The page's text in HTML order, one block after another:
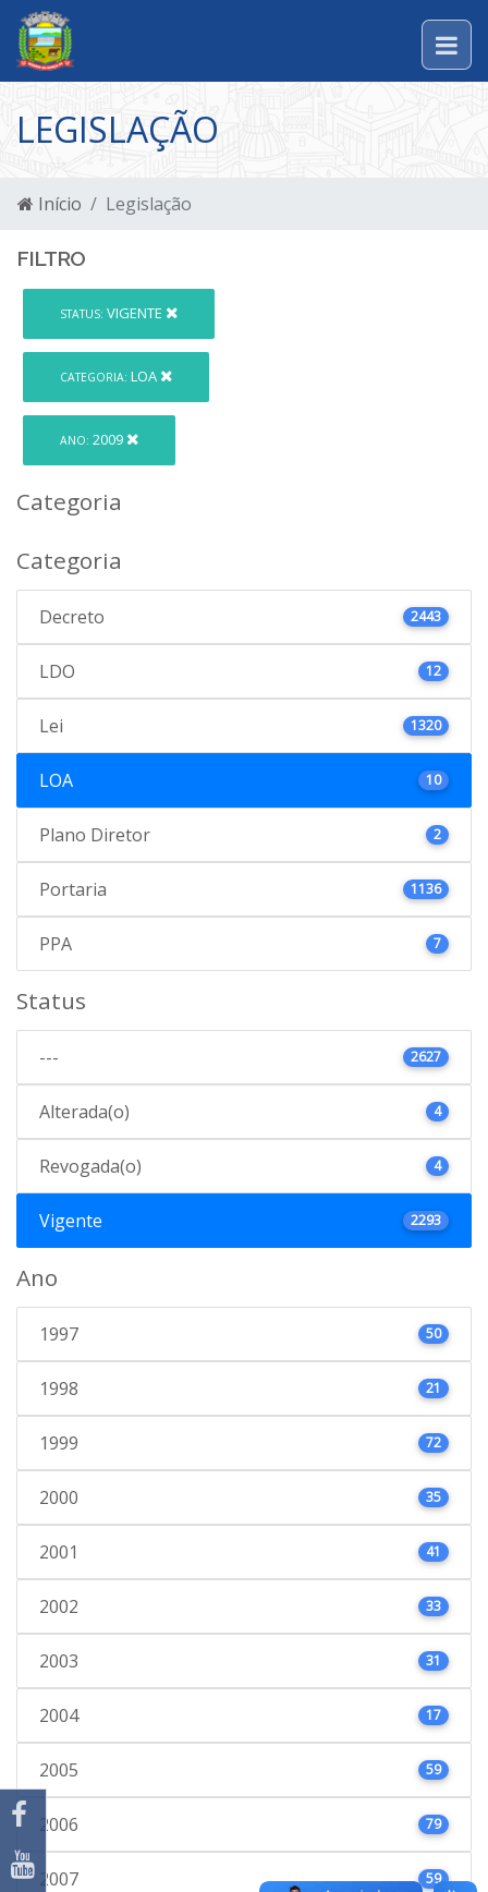
LEGISLAÇÃO
Início Legislação
FILTRO
STATUS: VIGENTE
CATEGORIA: LOA
ANO: 2009
Categoria
Categoria
Decreto 2443
LDO 12
Lei 1320
LOA 10
Plano Diretor 2
Portaria 1136
PPA 7
Status
--- 2627
Alterada(o) 4
Revogada(o) 4
Vigente 2293
Ano
1997 50
1998 21
1999 72
2000 35
2001 41
2002 33
2003 31
2004 17
2005 59
2006 79
2007 59